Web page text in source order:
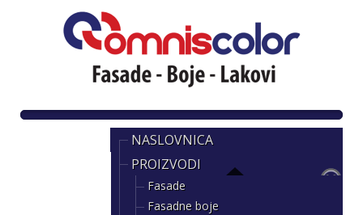
NASLOVNICA
PROIZVODI
Fasade
Fasadne boje